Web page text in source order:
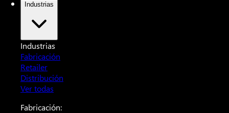
Industrias
Industrias
Fabricación
Retailer
Distribución
Ver todas
Fabricación: